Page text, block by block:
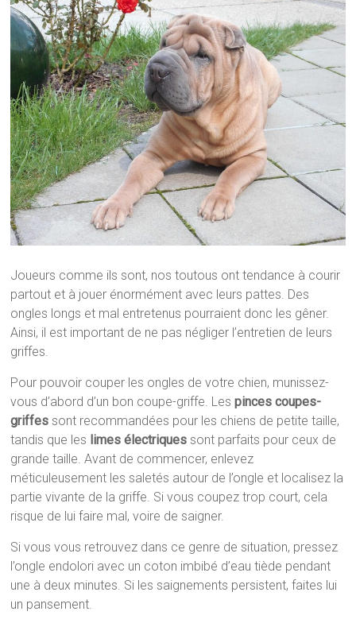
Joueurs comme ils sont, nos toutous ont tendance à courir
partout et à jouer énormément avec leurs pattes. Des
ongles longs et mal entretenus pourraient donc les gêner.
Ainsi, il est important de ne pas négliger l’entretien de leurs
griffes.
Pour pouvoir couper les ongles de votre chien, munissez-
vous d’abord d’un bon coupe-griffe. Lespinces coupes-
griffes sont recommandées pour les chiens de petite taille,
tandis que les limes électriques sont parfaits pour ceux de
grande taille. Avant de commencer, enlevez
méticuleusement les saletés autour de l’ongle et localisez la
partie vivante de la griffe. Si vous coupez trop court, cela
risque de lui faire mal, voire de saigner.
Si vous vous retrouvez dans ce genre de situation, pressez
l’ongle endolori avec un coton imbibé d’eau tiède pendant
une à deux minutes. Si les saignements persistent, faites lui
un pansement.